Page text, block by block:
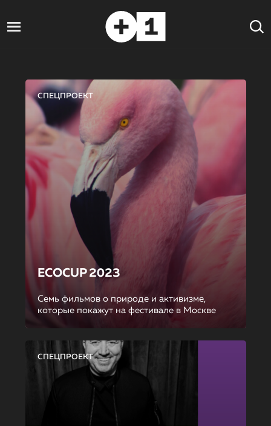
СПЕЦПРОЕКТ
ECOCUP 2023
Семь фильмов о природе и активизме,
которые покажут на фестивале в Москве
СПЕЦПРОЕКТ